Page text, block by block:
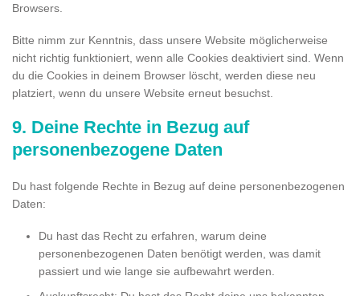
Browsers.
Bitte nimm zur Kenntnis, dass unsere Website möglicherweise
nicht richtig funktioniert, wenn alle Cookies deaktiviert sind. Wenn
du die Cookies in deinem Browser löscht, werden diese neu
platziert, wenn du unsere Website erneut besuchst.
9. Deine Rechte in Bezug auf
personenbezogene Daten
Du hast folgende Rechte in Bezug auf deine personenbezogenen
Daten:
Du hast das Recht zu erfahren, warum deine
personenbezogenen Daten benötigt werden, was damit
passiert und wie lange sie aufbewahrt werden.